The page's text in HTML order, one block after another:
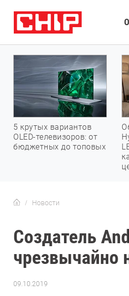
5 крутых вариантов
OLED-телевизоров: от
бюджетных до топовых
Новости
Создатель
09.10.2019